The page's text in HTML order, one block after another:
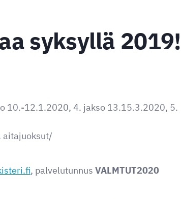
syksyllä 2019!
10.-12.1.2020, 4. jakso 13.15.3.2020, 5.
aitajuoksut/
, palvelutunnus VALMTUT2020